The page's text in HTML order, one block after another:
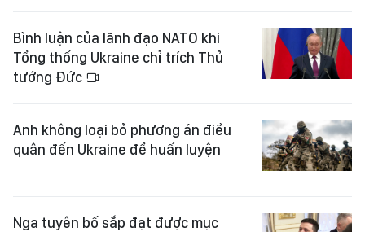
Bình luận của lãnh đạo NATO khi
Tổng thống Ukraine chỉ trích Thủ
tướng Đức
Anh không loại bỏ phương án điều
quân đến Ukraine để huấn luyện
Nga tuyên bố sắp đạt được mục